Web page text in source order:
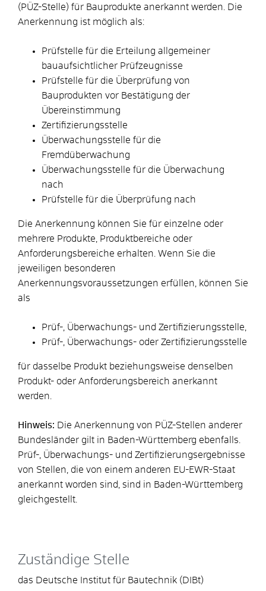
(PÜZ-Stelle) für Bauprodukte anerkannt werden. Die
Anerkennung ist möglich als:
Prüfstelle für die Erteilung allgemeiner
bauaufsichtlicher Prüfzeugnisse
Prüfstelle für die Überprüfung von
Bauprodukten vor Bestätigung der
Übereinstimmung
Zertifizierungsstelle
Überwachungsstelle für die
Fremdüberwachung
Überwachungsstelle für die Überwachung
nach
Prüfstelle für die Überprüfung nach
Die Anerkennung können Sie für einzelne oder
mehrere Produkte, Produktbereiche oder
Anforderungsbereiche erhalten. Wenn Sie die
jeweiligen besonderen
Anerkennungsvoraussetzungen erfüllen, können Sie
als
Prüf-, Überwachungs- und Zertifizierungsstelle,
Prüf-, Überwachungs- oder Zertifizierungsstelle
für dasselbe Produkt beziehungsweise denselben
Produkt- oder Anforderungsbereich anerkannt
werden.
Hinweis: Die Anerkennung von PÜZ-Stellen anderer
Bundesländer gilt in Baden-Württemberg ebenfalls.
Prüf-, Überwachungs- und Zertifizierungsergebnisse
von Stellen, die von einem anderen EU-EWR-Staat
anerkannt worden sind, sind in Baden-Württemberg
gleichgestellt.
Zuständige Stelle
das Deutsche Institut für Bautechnik (DIBt)